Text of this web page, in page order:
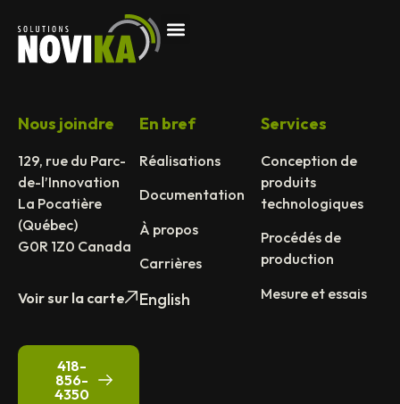
Nous joindre
129, rue du Parc-
de-l’Innovation
La Pocatière
(Québec)
G0R 1Z0 Canada
Voir sur la carte
418-
856-
4350
En bref
Réalisations
Documentation
À propos
Carrières
English
Services
Conception de
produits
technologiques
Procédés de
production
Mesure et essais